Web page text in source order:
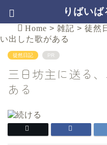
りばい
Home > 雑記 > 徒然
い出した歌がある
徒然日記 PR
三日坊主に送る
ある